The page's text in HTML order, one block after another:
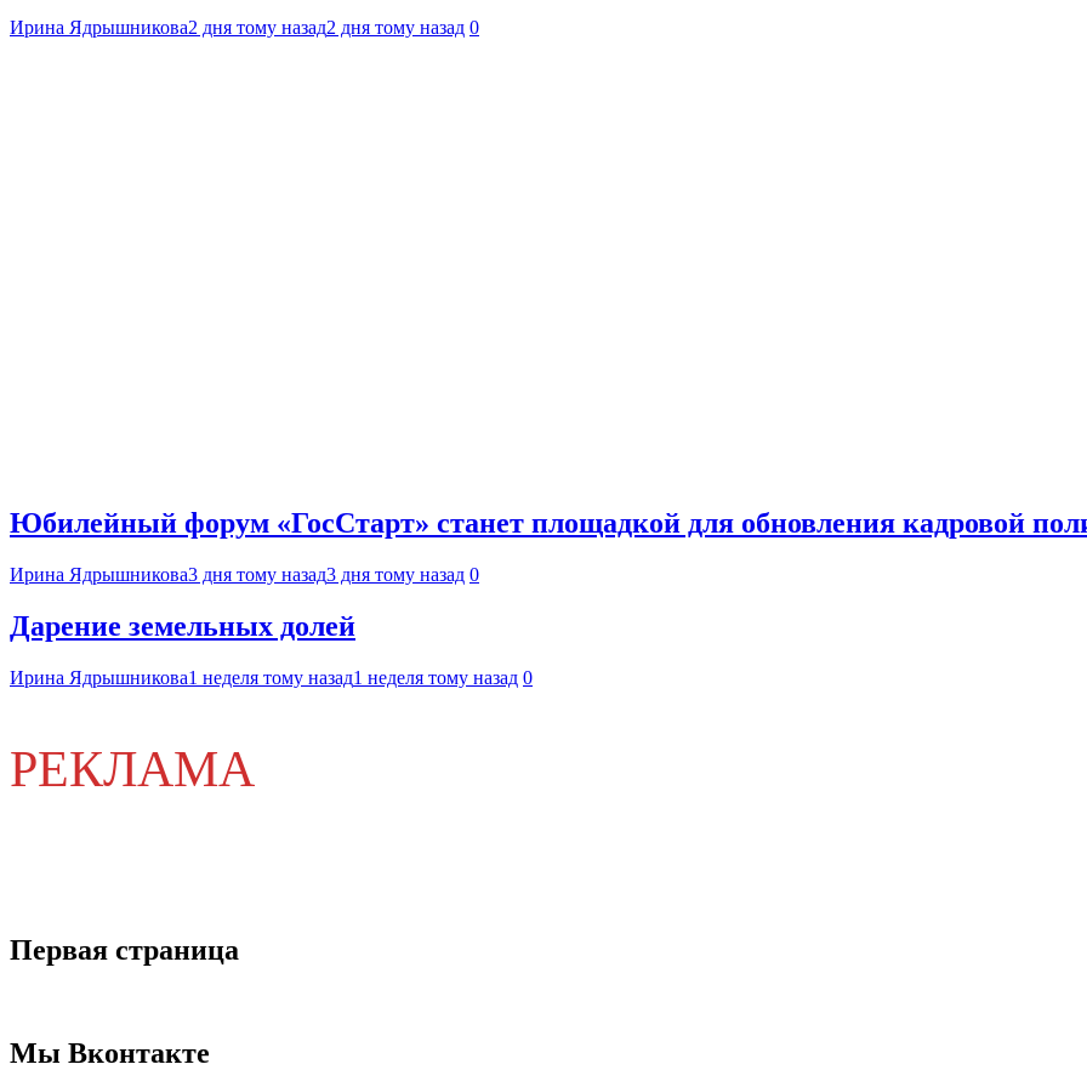
Ирина Ядрышникова2 дня тому назад2 дня тому назад 0
Юбилейный форум «ГосСтарт» станет площадкой для обновления кадровой
Ирина Ядрышникова3 дня тому назад3 дня тому назад 0
Дарение земельных долей
Ирина Ядрышникова1 неделя тому назад1 неделя тому назад 0
РЕКЛАМА
Первая страница
Мы Вконтакте